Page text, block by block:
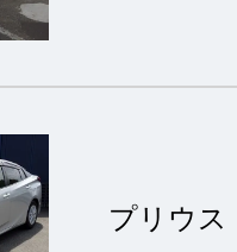
プリウス